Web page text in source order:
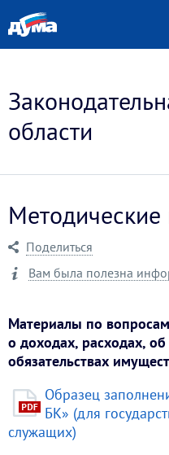
области
Поделиться
Вам была полезна
Материалы по
о доходах, расходах,
обязательствах
Образец
БК» (для
служащих)